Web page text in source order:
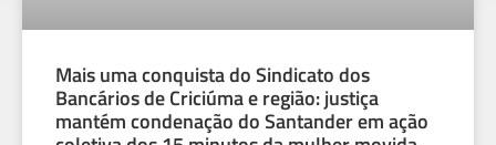
Mais uma conquista do Sindicato dos
Bancários de Criciúma e região: justiça
mantém condenação do Santander em ação